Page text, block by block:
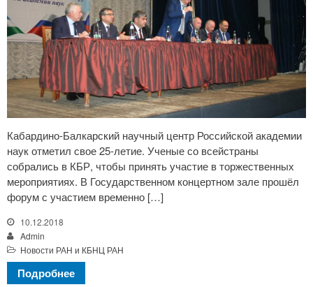
Кабардино-Балкарский научный центр Российской академии
наук отметил свое 25-летие. Ученые со всейстраны
собрались в КБР, чтобы принять участие в торжественных
мероприятиях. В Государственном концертном зале прошёл
форум с участием временно […]
10.12.2018
Admin
Новости РАН и КБНЦ РАН
Подробнее